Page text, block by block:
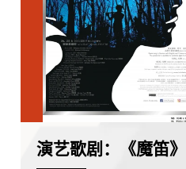
演艺歌剧：《魔笛》